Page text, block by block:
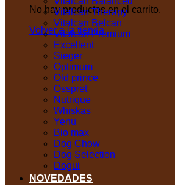
No hay productos en el carrito.
Volver a la tienda
Vitalcan Therapy
Vitalcan Belcan
Vitalcan Premium
Excellent
Sieger
Optimum
Old prince
Osspret
Nutrique
Whiskas
Yenu
Bio max
Dog Chow
Dog Selection
Dogui
NOVEDADES